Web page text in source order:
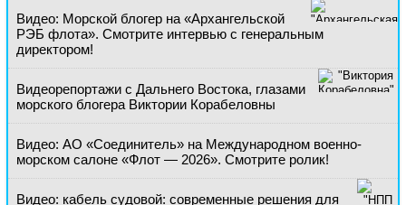
Видео: Морской блогер на «Архангельской
РЭБ флота». Смотрите интервью с генеральным
директором!
Видеорепортажи с Дальнего Востока, глазами
морского блогера Виктории Корабеловны
Видео: АО «Соединитель» на Международном военно-
морском салоне «Флот — 2026». Смотрите ролик!
Видео: кабель судовой: современные решения для